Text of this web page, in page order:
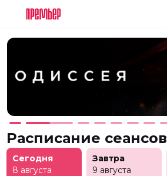
Расписание сеансов
Сегодня
8 августа
Завтра
9 августа